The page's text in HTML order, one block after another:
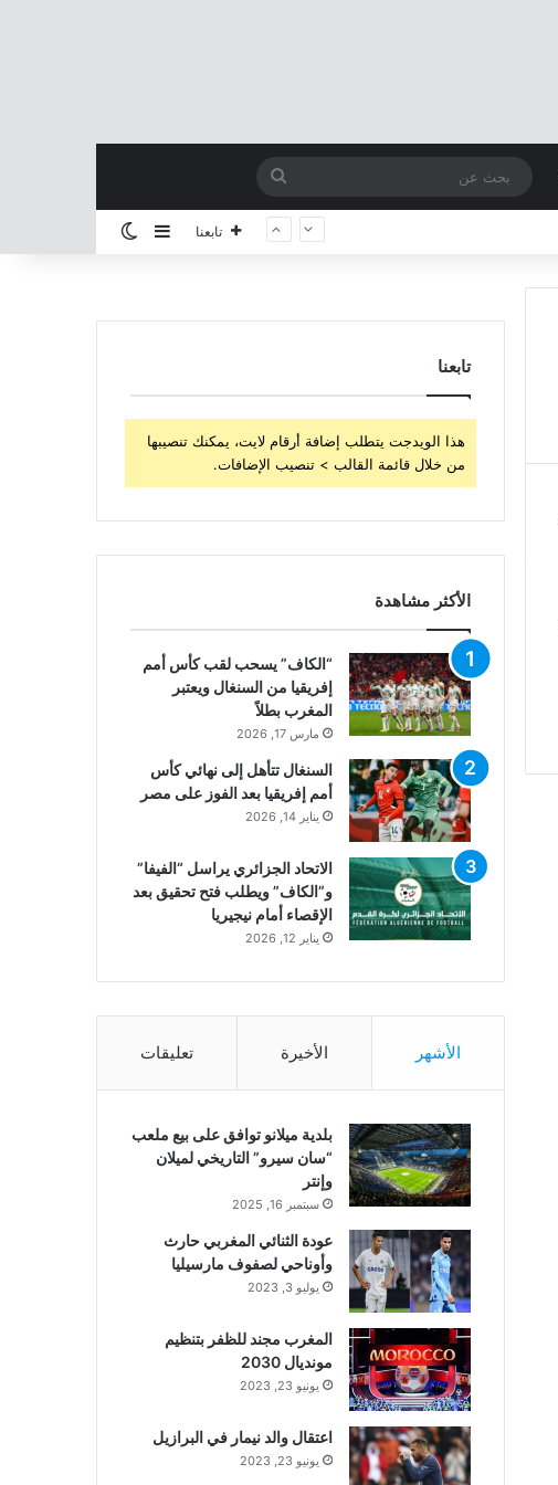
عن
تابعنا إضافة عمود جانبي
تابعنا
هذا الويدجت يتطلب إضافة أرقام لايت، يمكنك تنصيبها
من خلال قائمة القالب > تنصيب الإضافات.
الأكثر مشاهدة
“الكاف” يسحب لقب كأس أمم
إفريقيا من السنغال ويعتبر
المغرب بطلاً
مارس 17, 2026
السنغال تتأهل إلى نهائي كأس
أمم إفريقيا بعد الفوز على مصر
يناير 14, 2026
الاتحاد الجزائري يراسل “الفيفا”
و”الكاف” ويطلب فتح تحقيق بعد
الإقصاء أمام نيجيريا
يناير 12, 2026
الأشهر الأخيرة تعليقات
بلدية ميلانو توافق على بيع ملعب
“سان سيرو” التاريخي لميلان
وإنتر
سبتمبر 16, 2025
عودة الثنائي المغربي حارث
وأوناحي لصفوف مارسيليا
يوليو 3, 2023
المغرب مجند للظفر بتنظيم
مونديال 2030
يونيو 23, 2023
اعتقال والد نيمار في البرازيل
يونيو 23, 2023